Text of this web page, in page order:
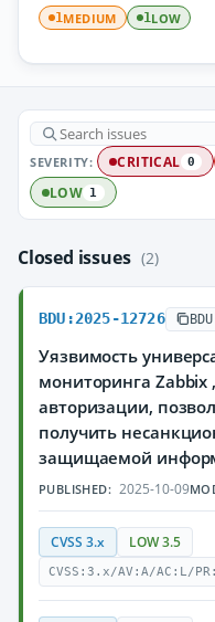
1MEDIUM 1LOW
SEVERITY: CRITICAL 0
LOW 1
Closed issues (2)
BDU:2025-12726
Уязвимость
мониторинга
авторизации,
получить
защищаемой
PUBLISHED: 2025-10-09
CVSS 3.x LOW 3.5
CVSS:3.x/AV:A/AC:L/